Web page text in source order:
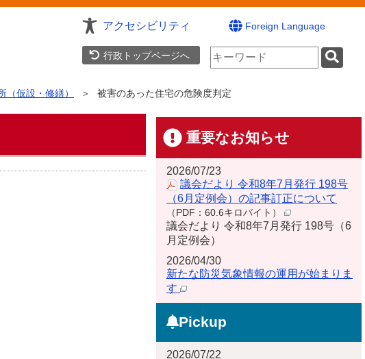
アクセシビリティ Foreign Language
行政トップページへ
検
索
ー
ー
ド
（仮設・修繕） 被害のあった住宅の危険度判定
重要なお知らせ
2026/07/23
議会だより 令和8年7月発行 198号
（6月定例会）の記事訂正について
（PDF：60.6キロバイト）
議会だより 令和8年7月発行 198号（6
月定例会）
2026/04/30
新たな防災気象情報の運用が始まりま
す
Pickup
2026/07/22